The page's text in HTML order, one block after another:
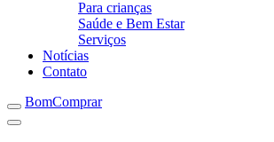
Para crianças
Saúde e Bem Estar
Serviços
Notícias
Contato
BomComprar